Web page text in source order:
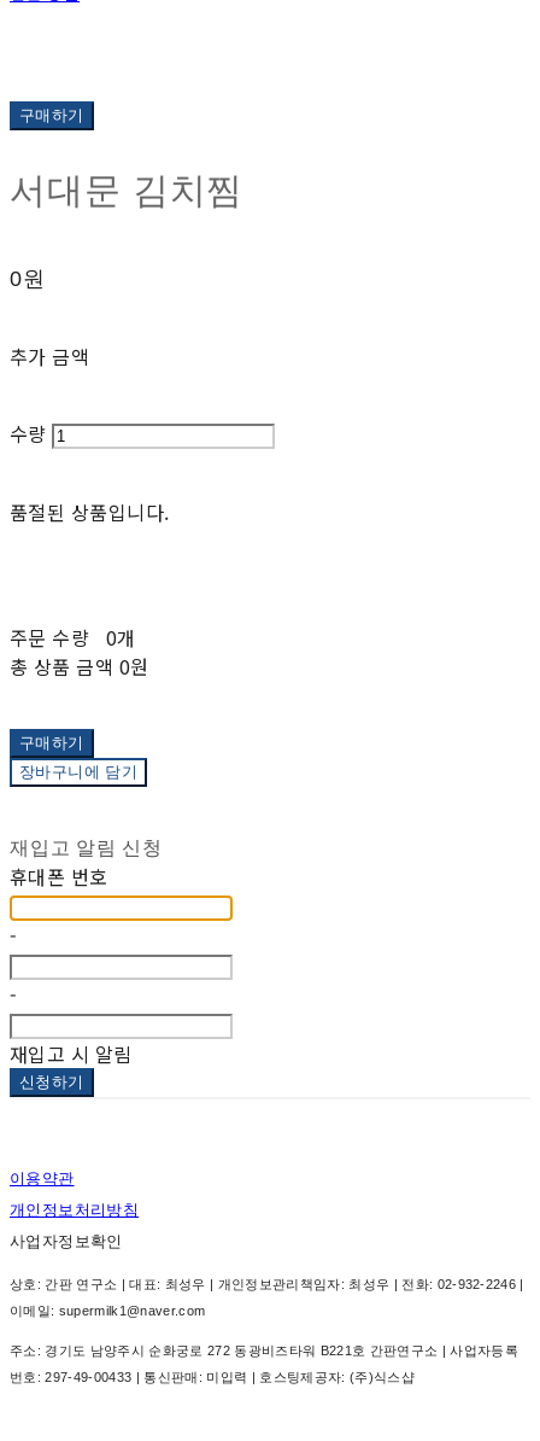
구매하기
서대문 김치찜
0원
추가 금액
수량
품절된 상품입니다.
주문 수량 0개
총 상품 금액 0원
구매하기
장바구니에 담기
재입고 알림 신청
휴대폰 번호
-
-
재입고 시 알림
신청하기
이용약관
개인정보처리방침
사업자정보확인
상호: 간판 연구소 | 대표: 최성우 | 개인정보관리책임자: 최성우 | 전화: 02-932-2246 |
이메일: supermilk1@naver.com
주소: 경기도 남양주시 순화궁로 272 동광비즈타워 B221호 간판연구소 | 사업자등록
번호:297-49-00433 | 통신판매: 미입력 | 호스팅제공자: (주)식스샵